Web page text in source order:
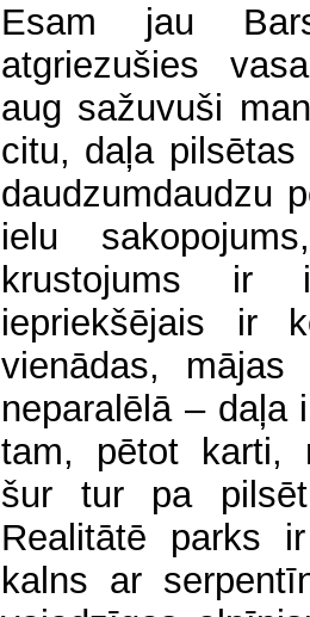
Esam jau
atgriezušies
aug sažuvuši
citu, daļa
daudzumdaudzu
ielu
krustojums ir
iepriekšējais ir
vienādas,
neparalēlā – daļa
tam, pētot karti,
šur tur pa
Realitātē parks
kalns ar